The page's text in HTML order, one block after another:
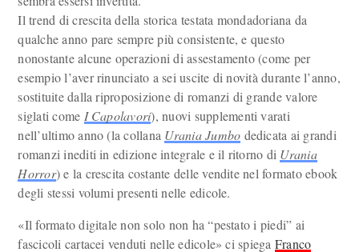
Il trend di crescita della storica testata mondadoriana da
qualche anno pare sempre più consistente, e questo
nonostante alcune operazioni di assestamento (come per
esempio l’aver rinunciato a sei uscite di novità durante l’anno,
sostituite dalla riproposizione di romanzi di grande valore
siglati come I Capolavori), nuovi supplementi varati
nell’ultimo anno (la collana Urania Jumbo dedicata ai grandi
romanzi inediti in edizione integrale e il ritorno di Urania
Horror) e la crescita costante delle vendite nel formato ebook
degli stessi volumi presenti nelle edicole.
«Il formato digitale non solo non ha “pestato i piedi” ai
fascicoli cartacei venduti nelle edicole» ci spiega Franco